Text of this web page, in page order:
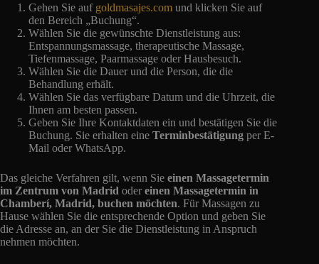
Gehen Sie auf goldmasajes.com und klicken Sie auf
den Bereich „Buchung“.
Wählen Sie die gewünschte Dienstleistung aus:
Entspannungsmassage, therapeutische Massage,
Tiefenmassage, Paarmassage oder Hausbesuch.
Wählen Sie die Dauer und die Person, die die
Behandlung erhält.
Wählen Sie das verfügbare Datum und die Uhrzeit, die
Ihnen am besten passen.
Geben Sie Ihre Kontaktdaten ein und bestätigen Sie die
Buchung. Sie erhalten eine Terminbestätigung per E-
Mail oder WhatsApp.
Das gleiche Verfahren gilt, wenn Sie einen Massagetermin
im Zentrum von Madrid oder einen Massagetermin in
Chamberí, Madrid, buchen möchten. Für Massagen zu
Hause wählen Sie die entsprechende Option und geben Sie
die Adresse an, an der Sie die Dienstleistung in Anspruch
nehmen möchten.